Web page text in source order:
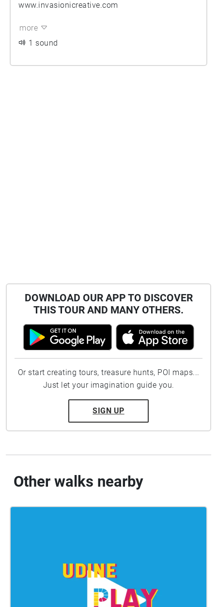
www.invasionicreative.com
more
1 sound
DOWNLOAD OUR APP TO DISCOVER
THIS TOUR AND MANY OTHERS.
Or start creating tours, treasure hunts, POI maps...
Just let your imagination guide you.
SIGN UP
Other walks nearby